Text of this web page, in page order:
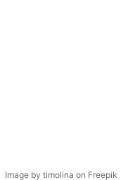
Image by timolina on Freepik